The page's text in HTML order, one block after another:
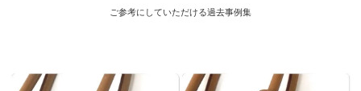
ご参考にしていただける過去事例集